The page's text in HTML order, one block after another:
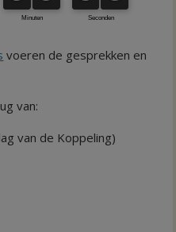
voeren de gesprekken en
van:
van de Koppeling)